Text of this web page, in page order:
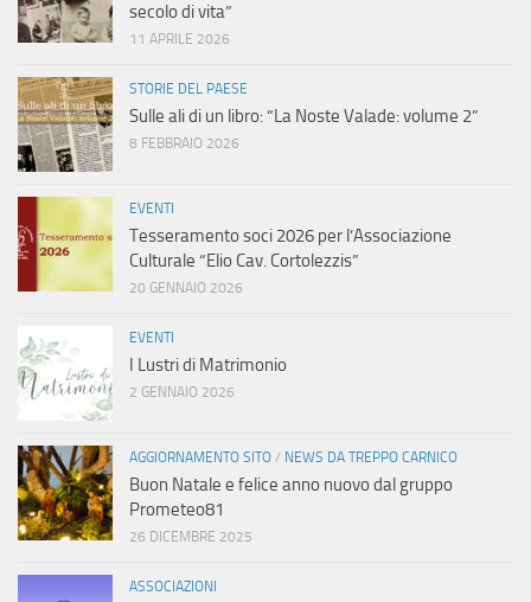
secolo di vita”
11 APRILE 2026
STORIE DEL PAESE
Sulle ali di un libro: “La Noste Valade: volume 2”
8 FEBBRAIO 2026
EVENTI
Tesseramento soci 2026 per l’Associazione
Culturale “Elio Cav. Cortolezzis”
20 GENNAIO 2026
EVENTI
I Lustri di Matrimonio
2 GENNAIO 2026
AGGIORNAMENTO SITO / NEWS DA TREPPO CARNICO
Buon Natale e felice anno nuovo dal gruppo
Prometeo81
26 DICEMBRE 2025
ASSOCIAZIONI